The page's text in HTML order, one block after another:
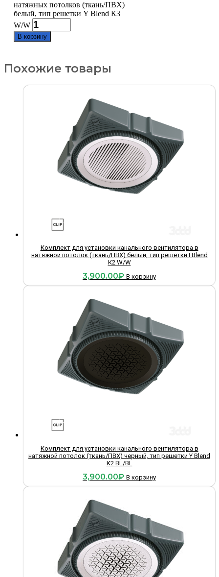
натяжных потолков (ткань/ПВХ)
белый, тип решетки Y Blend К3
W/W
В корзину
Похожие товары
Комплект для установки канального вентилятора в
натяжной потолок (ткань/ПВХ) белый, тип решетки I Blend
К2 W/W
3,900.00₽ В корзину
Комплект для установки канального вентилятора в
натяжной потолок (ткань/ПВХ) черный, тип решетки Y Blend
К2 BL/BL
3,900.00₽ В корзину